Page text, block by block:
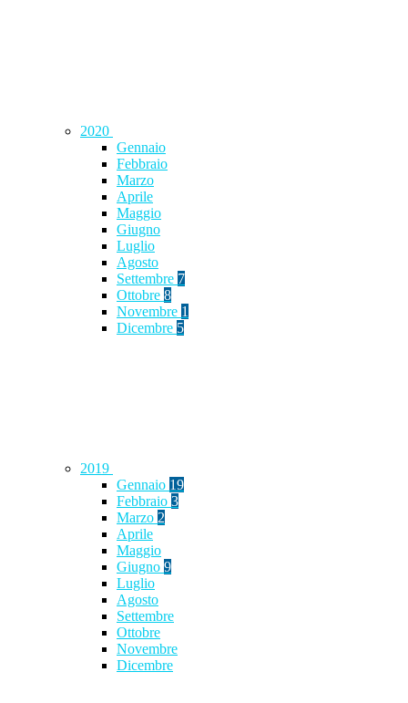
2020
Gennaio
Febbraio
Marzo
Aprile
Maggio
Giugno
Luglio
Agosto
Settembre 7
Ottobre 8
Novembre 1
Dicembre 5
2019
Gennaio 19
Febbraio 3
Marzo 2
Aprile
Maggio
Giugno 9
Luglio
Agosto
Settembre
Ottobre
Novembre
Dicembre